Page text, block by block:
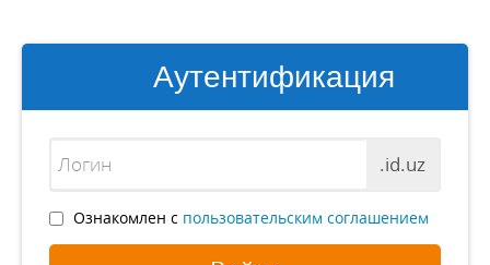
Аутентификация
.id.uz
Ознакомлен с пользовательским соглашением